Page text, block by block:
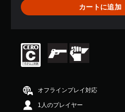
平
均
は
段
の
で
カートに追加
オフラインプレイ対応
1人のプレイヤー